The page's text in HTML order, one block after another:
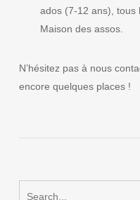
ados (7-12 ans), tous
Maison des assos.
N’hésitez pas à nous
encore quelques places !